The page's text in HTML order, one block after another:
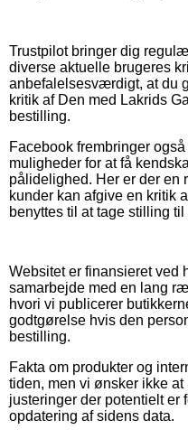
Trustpilot bringer dig
diverse aktuelle brugeres
anbefalelsesværdigt, at du
kritik af Den med Lakrids
bestilling.
Facebook frembringer
muligheder for at få
pålidelighed. Her er der en
kunder kan afgive en kritik
benyttes til at tage stilling
Websitet er finansieret
samarbejde med en lang
hvori vi publicerer
godtgørelse hvis den
bestilling.
Fakta om produkter og
tiden, men vi ønsker ikke
justeringer der potentielt er
opdatering af sidens data.